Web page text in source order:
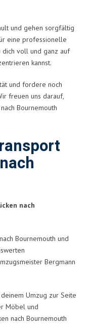
und gehen sorgfältig
eine professionelle
dich voll und ganz auf
kannst.
und fordere noch
freuen uns darauf,
Bournemouth
nach
Bournemouth und
Bergmann
Umzug zur Seite
Möbel und
nach Bournemouth